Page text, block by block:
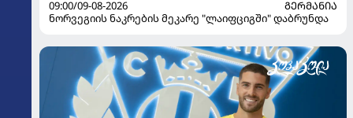
09:00/09-08-2026
ᲒᲔᲠᲛᲐᲜᲘᲐ
ნორვეგიის ნაკრების მეკარე "ლაიფციგში" დაბრუნდა